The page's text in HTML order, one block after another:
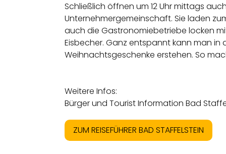
Schließlich öffnen um 12 Uhr mittags
Unternehmergemeinschaft. Sie laden
auch die Gastronomiebetriebe locken
Eisbecher. Ganz entspannt kann man
Weihnachtsgeschenke erstehen. So
Weitere Infos:
Bürger und Tourist Information Bad
ZUM REISEFÜHRER BAD STAFFELSTEIN